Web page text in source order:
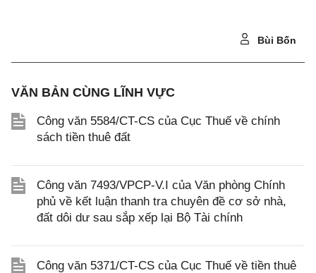
Bùi Bốn
VĂN BẢN CÙNG LĨNH VỰC
Công văn 5584/CT-CS của Cục Thuế về chính
sách tiền thuê đất
Công văn 7493/VPCP-V.I của Văn phòng Chính
phủ về kết luận thanh tra chuyên đề cơ sở nhà,
đất dôi dư sau sắp xếp lại Bộ Tài chính
Công văn 5371/CT-CS của Cục Thuế về tiền thuê